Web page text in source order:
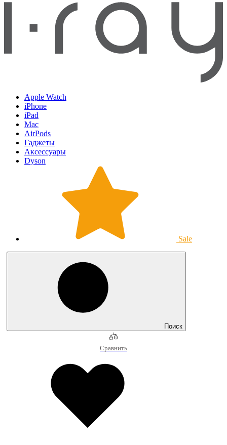
Apple Watch
iPhone
iPad
Mac
AirPods
Гаджеты
Аксессуары
Dyson
Sale
Поиск
Сравнить